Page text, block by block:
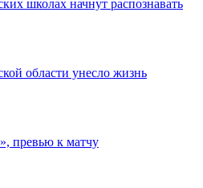
школах начнут распознавать
области унесло жизнь
превью к матчу